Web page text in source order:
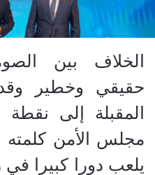
الخلاف بين
حقيقي وخطير
المقبلة إلى
مجلس الأمن كلمته
يلعب دورا كبيرا